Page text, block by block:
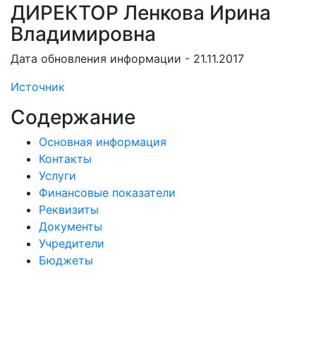
ДИРЕКТОР Ленкова Ирина
Владимировна
Дата обновления информации - 21.11.2017
Источник
Содержание
Основная информация
Контакты
Услуги
Финансовые показатели
Реквизиты
Документы
Учредители
Бюджеты